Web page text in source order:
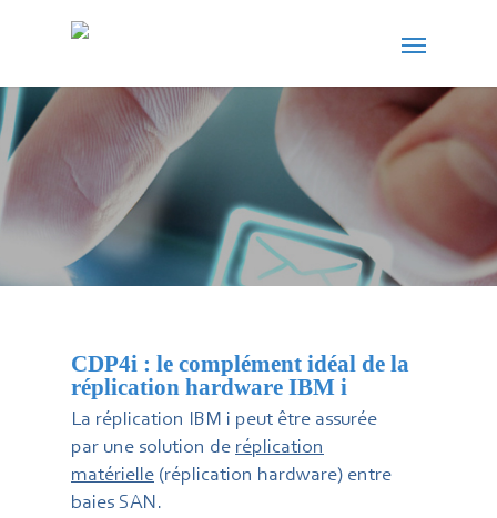
CDP4i : le complément idéal de la
réplication hardware IBM i
La réplication IBM i peut être assurée
par une solution de réplication
matérielle (réplication hardware) entre
baies SAN.